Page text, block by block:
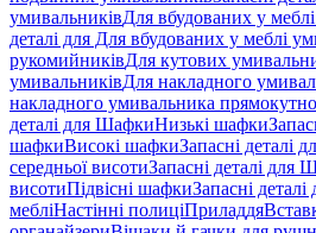
умивальниківДля вбудованих у
деталі для Для вбудованих у меблі
рукомийниківДля кутових
умивальниківДля накладного
накладного умивальника
деталі для ШафкиНизькі шафки
шафкиВисокі шафкиЗапасні деталі
середньої висотиЗапасні деталі для
висотиПідвісні шафкиЗапасні
мебліНастінні полиціПриладдя